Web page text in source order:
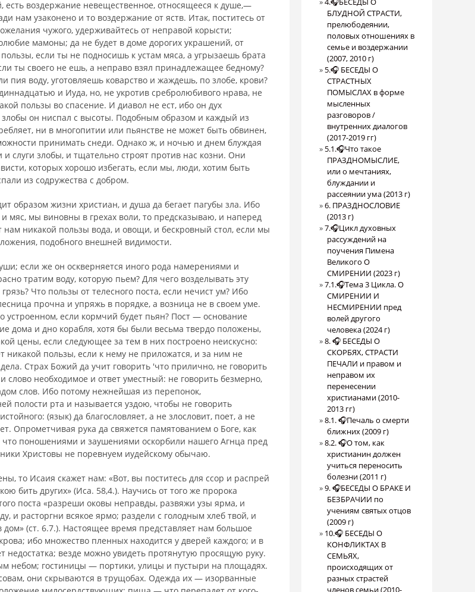
есть воздержание невещественное, относящееся к душе,—
нам узаконено и то воздержание от яств. Итак, поститесь от
чужого, удерживайтесь от не­правой корысти;
мамоны; да не будет в доме дорогих украшений, от
если ты не подносишь к устам мяса, а угрызаешь брата
ты своего не ешь, а неправо взял принадлежащее бедному?
пия воду, уготовляешь ко­варство и жаждешь, по злобе, крови?
и Иуда, но, не укротив сребролюбивого нрава, не
пользы во спасение. И диавол не ест, ибо он дух
он ниспал с высоты. Подобным образом и каж­дый из
ни в многопитии или пьянстве не может быть обвинен,
принимать снеди. Однако ж, и ночью и днем блуждая
и слуги злобы, и тщательно строят против нас козни. Они
которых хорошо избегать, если мы, люди, хотим быть
из содружества с добром.
образом жизни христиан, и душа да бегает пагубы зла. Ибо
мяс, мы виновны в грехах воли, то предсказываю, и наперед
нам никакой пользы вода, и овощи, и бескровный стол, если мы
подобного внешней ви­димости.
если же он оскверняется иного рода намерениями и
тратим воду, которую пьем? Для чего возделывать эту
Что пользы от телесного поста, если нечист ум? Ибо
прочна и упряжь в порядке, а возница не в своем уме.
устроенном, если кормчий будет пьян? Пост — основание
дома и дно корабля, хотя бы были весьма твердо положены,
цены, если следующее за тем в них построено неискусно:
никакой пользы, если к нему не приложатся, и за ним не
Страх Божий да учит говорить ′что прилично, не говорить
слово необходимое и ответ уместный: не говорить безмерно,
слов. Ибо потому нежнейшая из перепонок,
поло­сти рта и называется уздою, чтобы не гово­рить
(язык) да благословляет, а не злословит, поет, а не
Опрометчивая рука да свяжется памятованием о Боге, как
поношениями и заушениями оскор­били нашего Агнца пред
Христовы не поревнуем иудейскому обычаю.
то Исаия скажет нам: «Вот, вы поститесь для ссор и распрей
бить других» (Иса. 58,4.). Научись от того же пророка
поста «разреши оковы неправды, развяжи узы ярма, и
и расторгни всякое ярмо; раздели с голодным хлеб твой, и
(ст. 6.7.). Настоящее время представляет нам боль­шое
ибо множество пленных находится у дверей каждого; и в
недостатка; везде можно увидеть протянутую просящую руку.
небом; гостиницы — портики, улицы и пустыри на площадях.
они скрываются в трущобах. Одежда их — изорванные
БЛУДНОЙ СТРАСТИ,
прелюбодеянии,
половых отношениях в
семье и воздержании
(2007, 2010 г)
5.🎧 БЕСЕДЫ О
СТРАСТНЫХ
ПОМЫСЛАХ в форме
мысленных
разговоров /
внутренних диалогов
(2017-2019 гг)
5.1.🎧Что такое
ПРАЗДНОМЫСЛИЕ,
или о мечтаниях,
блуждании и
рассеянии ума (2013 г)
6. ПРАЗДНОСЛОВИЕ
(2013 г)
7.🎧Цикл духовных
рассуждений на
поучения Пимена
Великого О
СМИРЕНИИ (2023 г)
7.1.🎧Тема 3 Цикла. О
СМИРЕНИИ И
НЕСМИРЕНИИ пред
волей другого
человека (2024 г)
8. 🎧 БЕСЕДЫ О
СКОРБЯХ, СТРАСТИ
ПЕЧАЛИ и правом и
неправом их
перенесении
христианами (2010-
2013 гг)
8.1. 🎧Печаль о смерти
ближних (2009 г)
8.2. 🎧О том, как
христианин должен
учиться переносить
болезни (2011 г)
9. 🎧БЕСЕДЫ О БРАКЕ И
БЕЗБРАЧИИ по
учениям святых отцов
(2009 г)
10.🎧 БЕСЕДЫ О
КОНФЛИКТАХ В
СЕМЬЯХ,
происходящих от
разных страстей
членов семьи (2010-